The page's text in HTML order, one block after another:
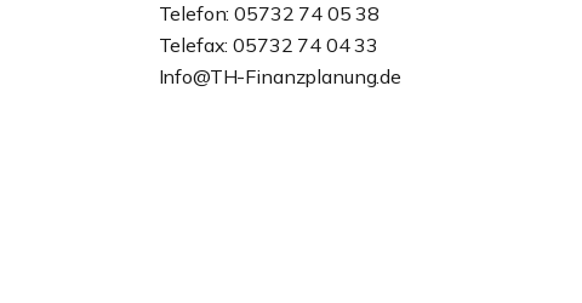
Telefon: 05732 74 05 38
Telefax: 05732 74 04 33
Info@TH-Finanzplanung.de